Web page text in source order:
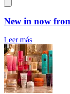
New in now
Leer más